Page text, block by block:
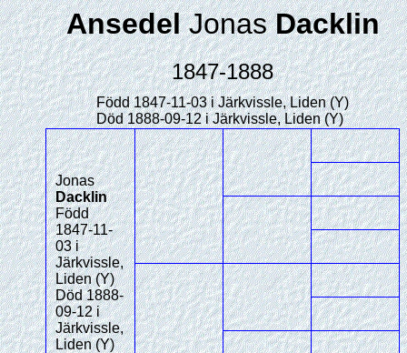
AnsedelJonas Dacklin
1847-1888
Född 1847-11-03 i Järkvissle, Liden (Y)
Död 1888-09-12 i Järkvissle, Liden (Y)
Jonas
Dacklin
Född
1847-11-
03 i
Järkvissle,
Liden (Y)
Död 1888-
09-12 i
Järkvissle,
Liden (Y)